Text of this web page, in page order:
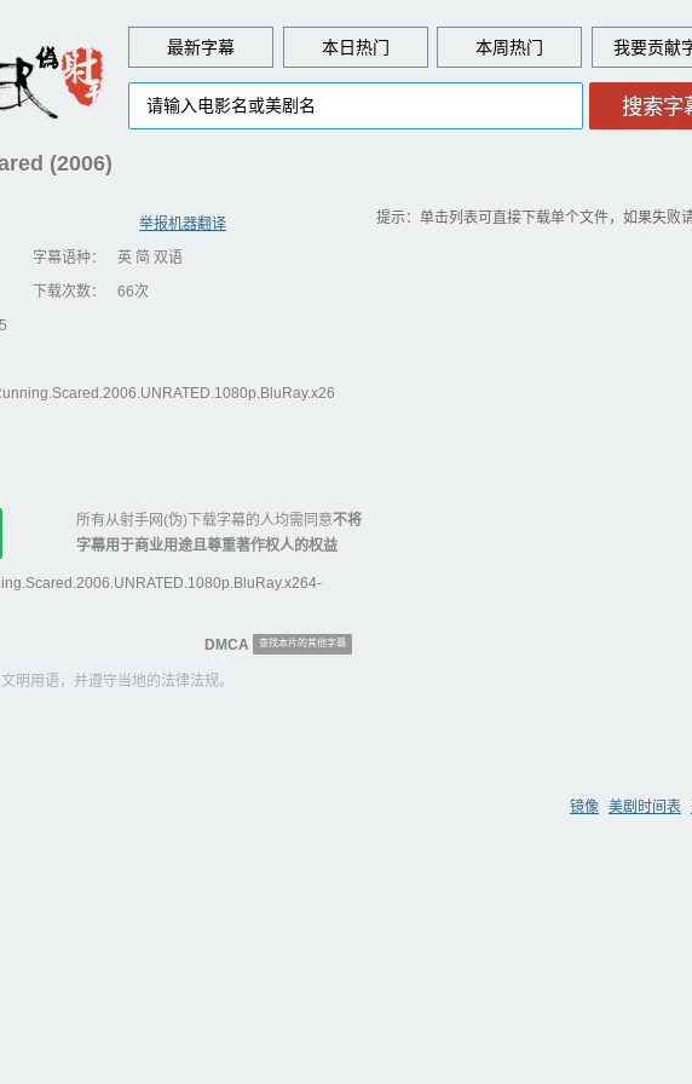
最新字幕 本日热门 本周热门 贡献
(2006)
举报机器翻译
字幕语种：
英 简 双语
下载次数：
66次
所有从射手网(伪)下载字幕的人均需同意不将
字幕用于商业用途且尊重著作权人的权益
提示：单击列表可直接下载单个文件，如果失败
DMCA 查找本片的其他字幕
明用语，并遵守当地的法律法规。
镜像 美剧时间表